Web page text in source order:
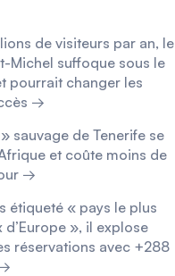
de visiteurs par an, le
Michel suffoque sous le
pourrait changer les
→
sauvage de Tenerife se
et coûte moins de
→
étiqueté « pays le plus
d’Europe », il explose
réservations avec +288